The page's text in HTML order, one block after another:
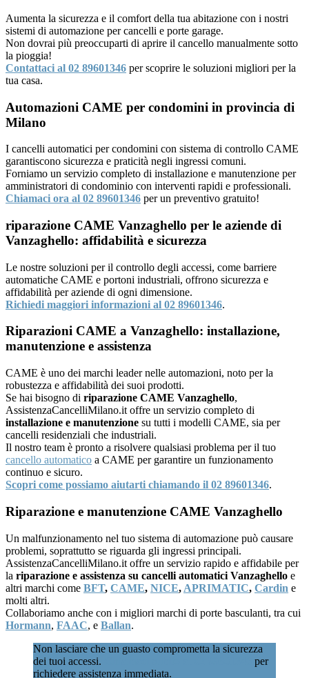
Aumenta la sicurezza e il comfort della tua abitazione con i nostri
sistemi di automazione per cancelli e porte garage.
Non dovrai più preoccuparti di aprire il cancello manualmente sotto
la pioggia!
Contattaci al 02 89601346 per scoprire le soluzioni migliori per la
tua casa.
Automazioni CAME per condomini in provincia di
Milano
I cancelli automatici per condomini con sistema di controllo CAME
garantiscono sicurezza e praticità negli ingressi comuni.
Forniamo un servizio completo di installazione e manutenzione per
amministratori di condominio con interventi rapidi e professionali.
Chiamaci ora al 02 89601346 per un preventivo gratuito!
riparazione CAME Vanzaghello per le aziende di
Vanzaghello: affidabilità e sicurezza
Le nostre soluzioni per il controllo degli accessi, come barriere
automatiche CAME e portoni industriali, offrono sicurezza e
affidabilità per aziende di ogni dimensione.
Richiedi maggiori informazioni al 02 89601346.
Riparazioni CAME a Vanzaghello: installazione,
manutenzione e assistenza
CAME è uno dei marchi leader nelle automazioni, noto per la
robustezza e affidabilità dei suoi prodotti.
Se hai bisogno di riparazione CAME Vanzaghello,
AssistenzaCancelliMilano.it offre un servizio completo di
installazione e manutenzione su tutti i modelli CAME, sia per
cancelli residenziali che industriali.
Il nostro team è pronto a risolvere qualsiasi problema per il tuo
cancello automatico a CAME per garantire un funzionamento
continuo e sicuro.
Scopri come possiamo aiutarti chiamando il 02 89601346.
Riparazione e manutenzione CAME Vanzaghello
Un malfunzionamento nel tuo sistema di automazione può causare
problemi, soprattutto se riguarda gli ingressi principali.
AssistenzaCancelliMilano.it offre un servizio rapido e affidabile per
la riparazione e assistenza su cancelli automatici Vanzaghello e
altri marchi come BFT, CAME, NICE, APRIMATIC, Cardin e
molti altri.
Collaboriamo anche con i migliori marchi di porte basculanti, tra cui
Hormann, FAAC, e Ballan.
Non lasciare che un guasto comprometta la sicurezza
dei tuoi accessi.
per
richiedere assistenza immediata.